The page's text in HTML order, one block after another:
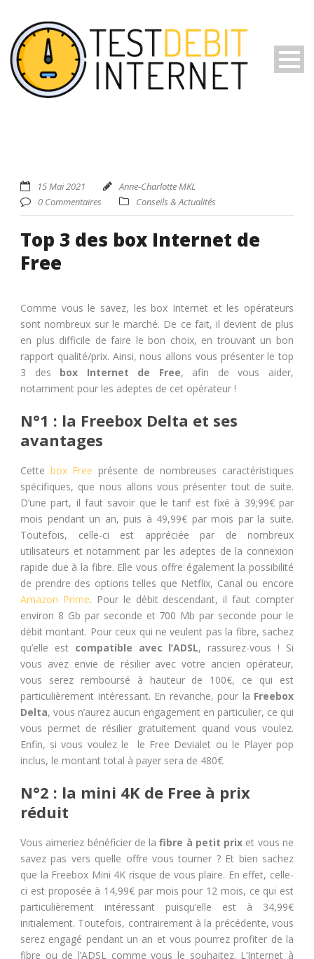
15 Mai 2021
Anne-Charlotte MKL
0 Commentaires
Conseils & Actualités
Top 3 des box Internet de
Free
Comme vous le savez, les box Internet et les opérateurs
sont nombreux sur le marché. De ce fait, il devient de plus
en plus difficile de faire le bon choix, en trouvant un bon
rapport qualité/prix. Ainsi, nous allons vous présenter le top
3 des box Internet de Free, afin de vous aider,
notamment pour les adeptes de cet opérateur !
N°1 : la Freebox Delta et ses
avantages
Cette box Free présente de nombreuses caractéristiques
spécifiques, que nous allons vous présenter tout de suite.
D’une part, il faut savoir que le tarif est fixé à 39;99€ par
mois pendant un an, puis à 49,99€ par mois par la suite.
Toutefois, celle-ci est appréciée par de nombreux
utilisateurs et notamment par les adeptes de la connexion
rapide due à la fibre. Elle vous offre également la possibilité
de prendre des options telles que Netflix, Canal ou encore
Amazon Prime. Pour le débit descendant, il faut compter
environ 8 Gb par seconde et 700 Mb par seconde pour le
débit montant. Pour ceux qui ne veulent pas la fibre, sachez
qu’elle est compatible avec l’ADSL, rassurez-vous ! Si
vous avez envie de résilier avec votre ancien opérateur,
vous serez remboursé à hauteur de 100€, ce qui est
particulièrement intéressant. En revanche, pour la Freebox
Delta, vous n’aurez aucun engagement en particulier, ce qui
vous permet de résilier gratuitement quand vous voulez.
Enfin, si vous voulez le
le Free Devialet ou le Player pop
inclus, le montant total à payer sera de 480€.
N°2 : la mini 4K de Free à prix
réduit
Vous aimeriez bénéficier de lafibre à petit prix et vous ne
savez pas vers quelle offre vous tourner ? Et bien sachez
que la Freebox Mini 4K risque de vous plaire. En effet, celle-
ci est proposée à 14,99€ par mois pour 12 mois, ce qui est
particulièrement intéressant puisqu’elle est à 34,99€
initialement. Toutefois, contrairement à la précédente, vous
serez engagé pendant un an et vous pourrez profiter de la
fibre ou de l’ADSL comme vous le souhaitez. L’Internet à